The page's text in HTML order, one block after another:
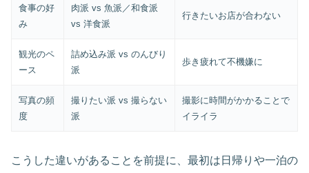
食事の好
み
肉派 vs 魚派／和食派
vs 洋食派
行きたいお店が合わない
観光のペ
ース
詰め込み派 vs のんびり
派
歩き疲れて不機嫌に
写真の頻
度
撮りたい派 vs 撮らない
派
撮影に時間がかかることで
イライラ
こうした違いがあることを前提に、最初は日帰りや一泊の